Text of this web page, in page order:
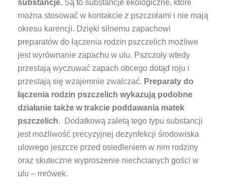
substancje. Są to substancje ekologiczne, które
można stosować w kontakcie z pszczołami i nie mają
okresu karencji. Dzięki silnemu zapachowi
preparatów do łączenia rodzin pszczelich możliwe
jest wyrównanie zapachu w ulu. Pszczoły wtedy
przestają wyczuwać zapach obcego dotąd roju i
przestają się wzajemnie zwalczać. Preparaty do
łączenia rodzin pszczelich wykazują podobne
działanie także w trakcie poddawania matek
pszczelich. Dodatkową zaletą tego typu substancji
jest możliwość precyzyjnej dezynfekcji środowiska
ulowego jeszcze przed osiedleniem w nim rodziny
oraz skuteczne wyproszenie niechcianych gości w
ulu – mrówek.